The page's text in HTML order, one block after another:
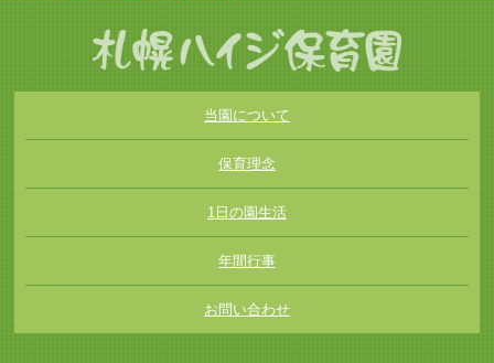
当園について
保育理念
1日の園生活
年間行事
お問い合わせ